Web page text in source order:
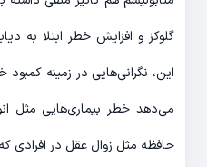
گلوکز و افزایش خطر ابتلا به
این، نگرانی‌هایی در زمینه
می‌دهد خطر بیماری‌هایی مثل
حافظه مثل زوال عقل در افرادی